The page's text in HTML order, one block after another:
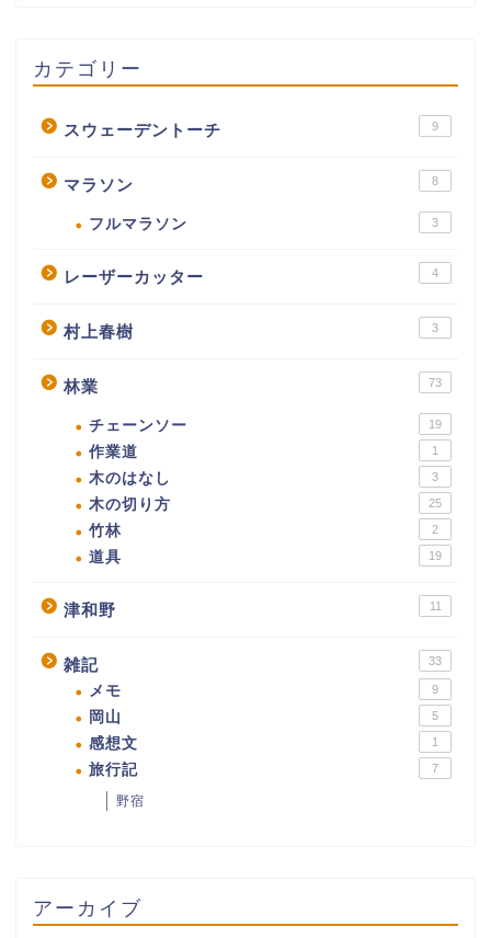
カテゴリー
スウェーデントーチ 9
マラソン 8
フルマラソン 3
レーザーカッター 4
村上春樹 3
林業 73
チェーンソー 19
作業道 1
木のはなし 3
木の切り方 25
竹林 2
道具 19
津和野 11
雑記 33
メモ 9
岡山 5
感想文 1
旅行記 7
野宿
アーカイブ